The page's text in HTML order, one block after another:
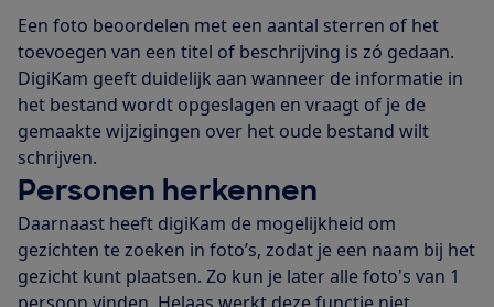
Een foto beoordelen met een aantal sterren of het
toevoegen van een titel of beschrijving is zó gedaan.
DigiKam geeft duidelijk aan wanneer de informatie in
het bestand wordt opgeslagen en vraagt of je de
gemaakte wijzigingen over het oude bestand wilt
schrijven.
Personen herkennen
Daarnaast heeft digiKam de mogelijkheid om
gezichten te zoeken in foto’s, zodat je een naam bij het
gezicht kunt plaatsen. Zo kun je later alle foto's van 1